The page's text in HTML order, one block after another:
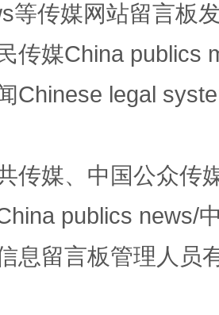
优化重塑工作
的“隐身衣” 如何以
等传媒网站留言板
传媒China publics
Chinese legal
传媒、中国公众传
publics news/
息留言板管理人员